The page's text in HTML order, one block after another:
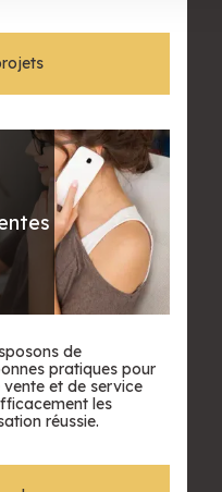
de
pratiques pour
et de service
les
réussie.